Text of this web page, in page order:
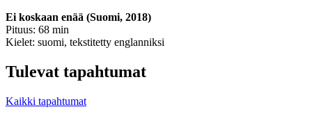
Ei koskaan enää (Suomi, 2018)
Pituus: 68 min
Kielet: suomi, tekstitetty englanniksi
Tulevat tapahtumat
Kaikki tapahtumat